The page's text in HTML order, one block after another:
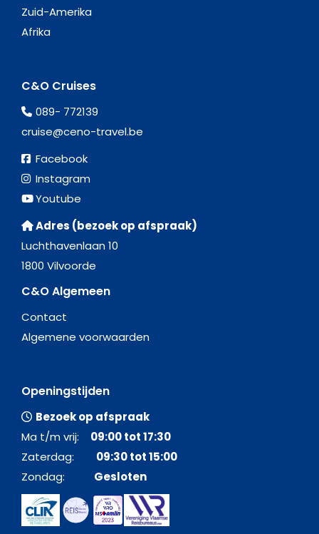
Zuid-Amerika
Afrika
C&O Cruises
089- 772139
cruise@ceno-travel.be
Facebook
Instagram
Youtube
Adres (bezoek op afspraak)
Luchthavenlaan 10
1800 Vilvoorde
C&O Algemeen
Contact
Algemene voorwaarden
Openingstijden
Bezoek op afspraak
Ma t/m vrij: 09:00 tot 17:30
Zaterdag: 09:30 tot 15:00
Zondag: Gesloten